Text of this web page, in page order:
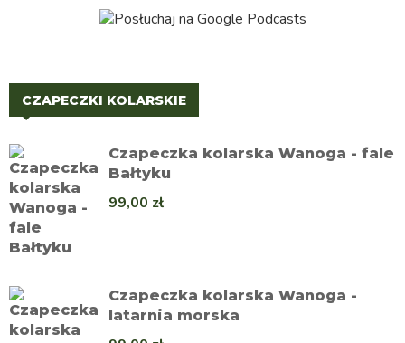
CZAPECZKI KOLARSKIE
Czapeczka kolarska Wanoga - fale
Bałtyku
99,00 zł
Czapeczka kolarska Wanoga -
latarnia morska